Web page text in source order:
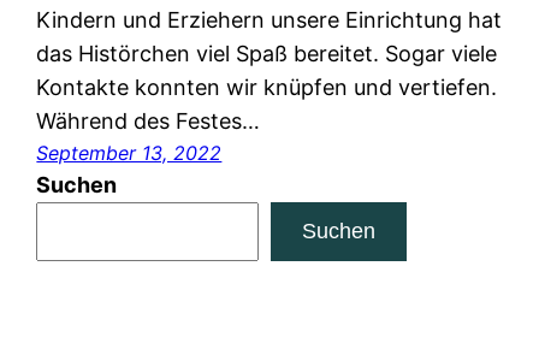
Kindern und Erziehern unsere Einrichtung hat
das Histörchen viel Spaß bereitet. Sogar viele
Kontakte konnten wir knüpfen und vertiefen.
Während des Festes…
September 13, 2022
Suchen
Suchen